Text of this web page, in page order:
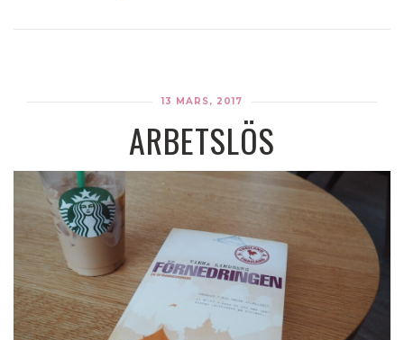
13 MARS, 2017
ARBETSLÖS